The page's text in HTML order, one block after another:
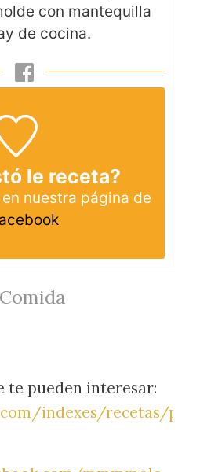
con mantequilla
de cocina.
le receta?
nuestra página de
te pueden interesar:
indexes/recetas/